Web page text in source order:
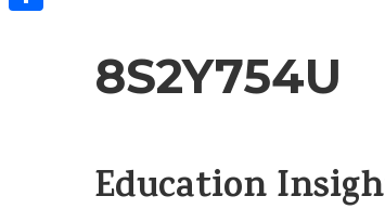
8S2Y754U
Education